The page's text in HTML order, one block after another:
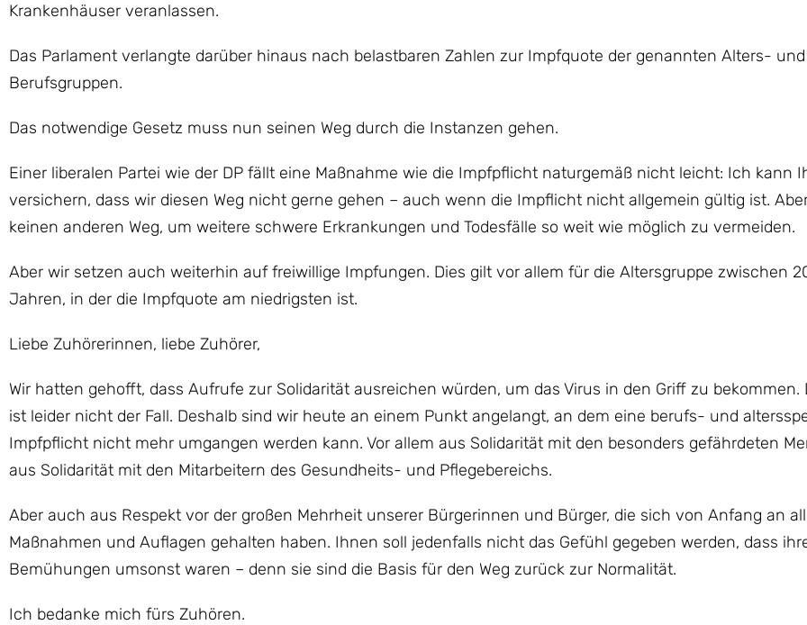
Krankenhäuser veranlassen.
Das Parlament verlangte darüber hinaus nach belastbaren Zahlen zur Impfquote der genannten Alters- und
Berufsgruppen.
Das notwendige Gesetz muss nun seinen Weg durch die Instanzen gehen.
Einer liberalen Partei wie der DP fällt eine Maßnahme wie die Impfpflicht naturgemäß nicht leicht: Ich kann
versichern, dass wir diesen Weg nicht gerne gehen – auch wenn die Impflicht nicht allgemein gültig ist.
keinen anderen Weg, um weitere schwere Erkrankungen und Todesfälle so weit wie möglich zu vermeiden.
Aber wir setzen auch weiterhin auf freiwillige Impfungen. Dies gilt vor allem für die Altersgruppe zwischen
Jahren, in der die Impfquote am niedrigsten ist.
Liebe Zuhörerinnen, liebe Zuhörer,
Wir hatten gehofft, dass Aufrufe zur Solidarität ausreichen würden, um das Virus in den Griff zu bekommen.
ist leider nicht der Fall. Deshalb sind wir heute an einem Punkt angelangt, an dem eine berufs- und
Impfpflicht nicht mehr umgangen werden kann. Vor allem aus Solidarität mit den besonders gefährdeten
aus Solidarität mit den Mitarbeitern des Gesundheits- und Pflegebereichs.
Aber auch aus Respekt vor der großen Mehrheit unserer Bürgerinnen und Bürger, die sich von Anfang an
Maßnahmen und Auflagen gehalten haben. Ihnen soll jedenfalls nicht das Gefühl gegeben werden, dass
Bemühungen umsonst waren – denn sie sind die Basis für den Weg zurück zur Normalität.
Ich bedanke mich fürs Zuhören.